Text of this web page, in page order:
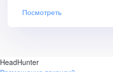
Посмотреть
HeadHunter